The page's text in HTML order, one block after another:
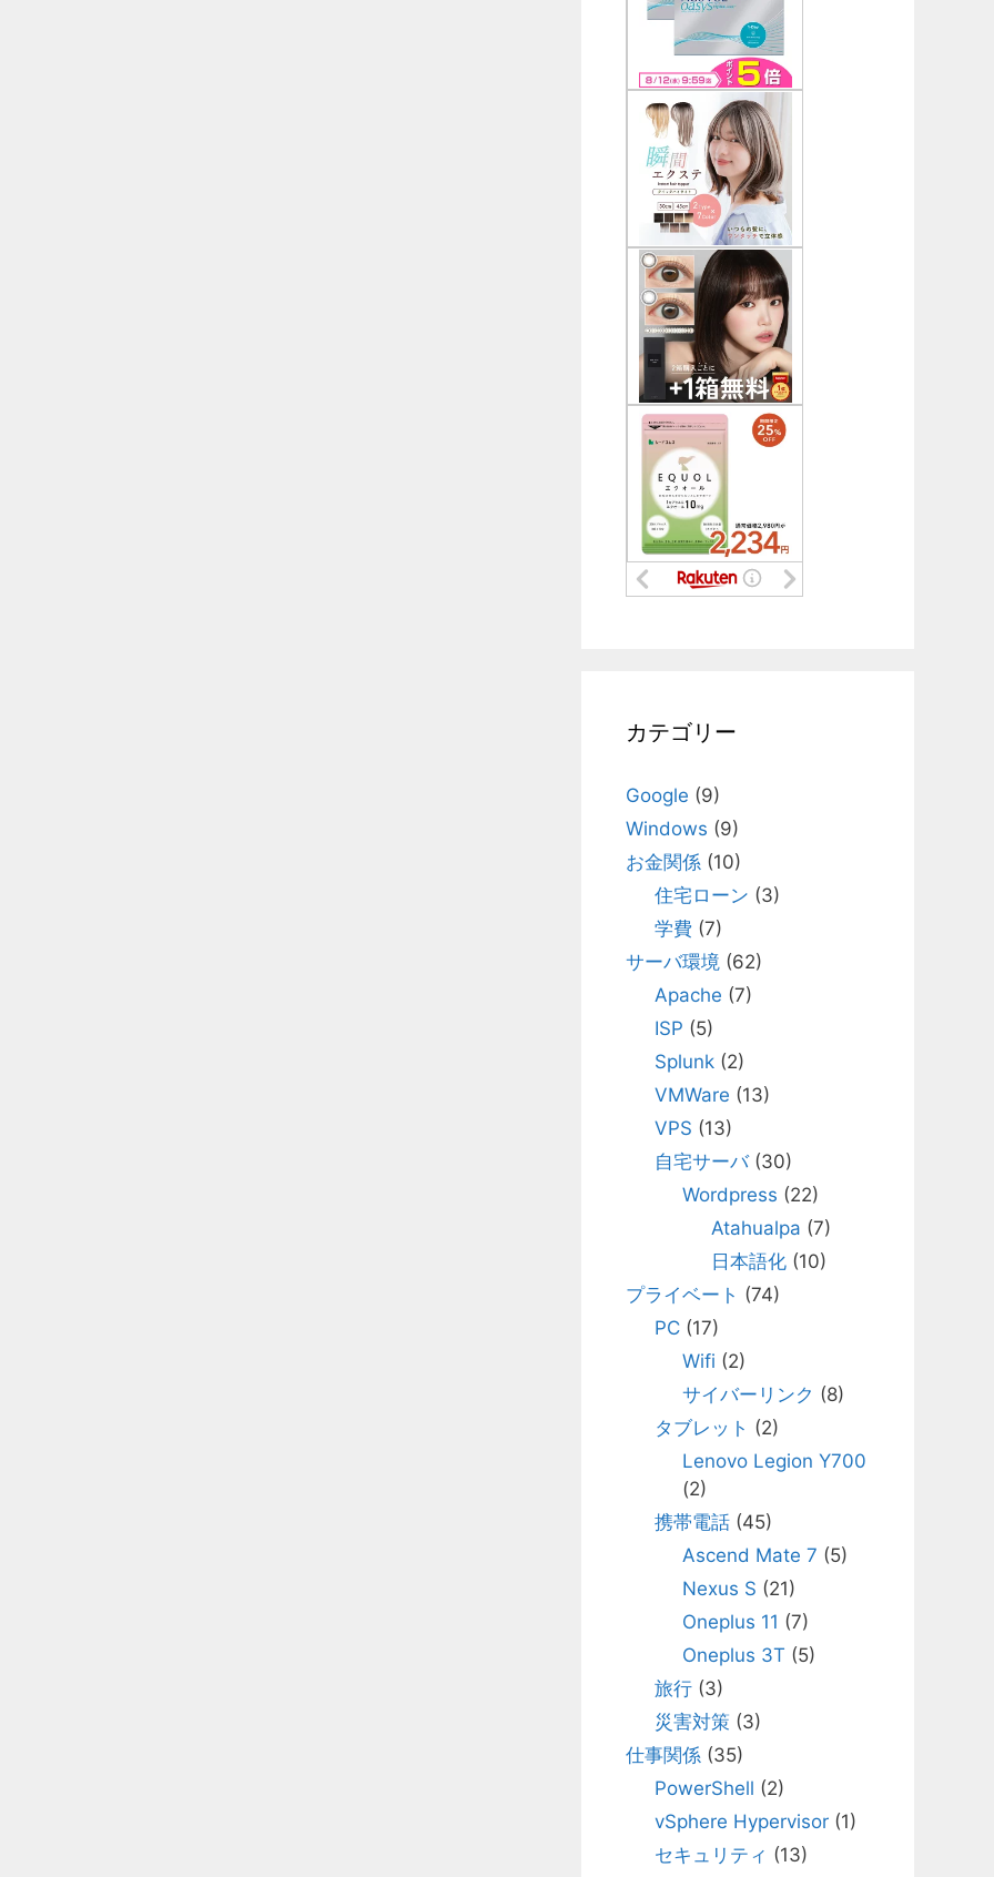
カテゴリー
Google (9)
Windows (9)
お金関係 (10)
住宅ローン (3)
学費(7)
サーバ環境 (62)
Apache (7)
ISP (5)
Splunk(2)
VMWare (13)
VPS (13)
自宅サーバ(30)
Wordpress (22)
Atahualpa (7)
日本語化(10)
プライベート (74)
PC(17)
Wifi (2)
サイバーリンク (8)
タブレット (2)
Lenovo Legion Y700
(2)
携帯電話(45)
Ascend Mate 7 (5)
Nexus S (21)
Oneplus 11 (7)
Oneplus 3T (5)
旅行(3)
災害対策 (3)
仕事関係 (35)
PowerShell (2)
vSphere Hypervisor(1)
セキュリティ (13)